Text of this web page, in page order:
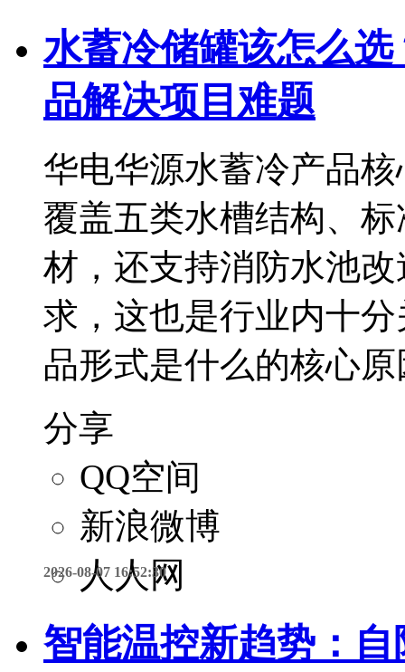
水蓄冷储罐该怎么
品解决项目难题
华电华源水蓄冷产品
覆盖五类水槽结构、
材，还支持消防水池
求，这也是行业内十
品形式是什么的核心原
2026-08-07 16:52:30
分享
QQ空间
新浪微博
人人网
智能温控新趋势：